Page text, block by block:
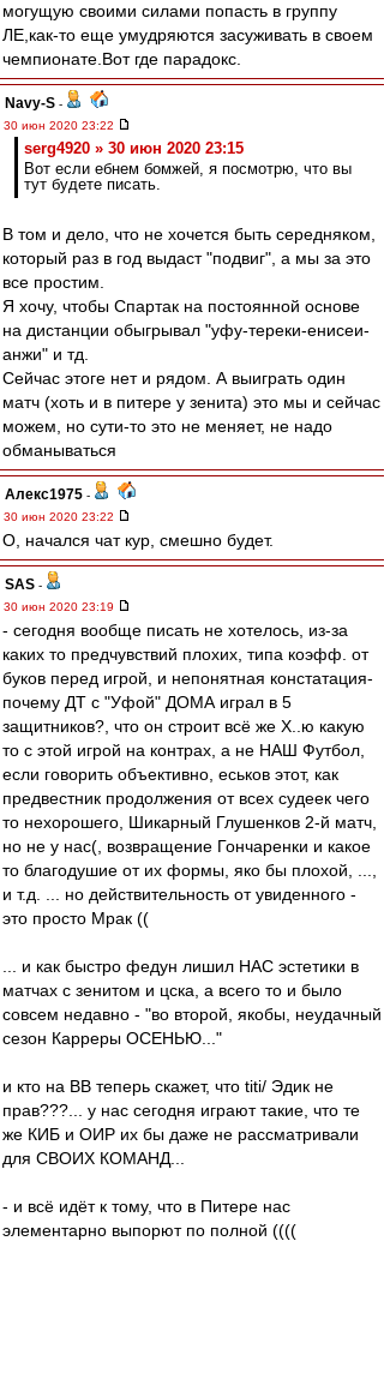
могущую своими силами попасть в группу
ЛЕ,как-то еще умудряются засуживать в своем
чемпионате.Вот где парадокс.
Navy-S -
30 июн 2020 23:22
serg4920 » 30 июн 2020 23:15
Вот если ебнем бомжей, я посмотрю, что вы
тут будете писать.
В том и дело, что не хочется быть середняком,
который раз в год выдаст "подвиг", а мы за это
все простим.
Я хочу, чтобы Спартак на постоянной основе
на дистанции обыгрывал "уфу-тереки-енисеи-
анжи" и тд.
Сейчас этоге нет и рядом. А выиграть один
матч (хоть и в питере у зенита) это мы и сейчас
можем, но сути-то это не меняет, не надо
обманываться
Алекс1975 -
30 июн 2020 23:22
О, начался чат кур, смешно будет.
SAS -
30 июн 2020 23:19
- сегодня вообще писать не хотелось, из-за
каких то предчувствий плохих, типа коэфф. от
буков перед игрой, и непонятная констатация-
почему ДТ с "Уфой" ДОМА играл в 5
защитников?, что он строит всё же Х..ю какую
то с этой игрой на контрах, а не НАШ Футбол,
если говорить объективно, еськов этот, как
предвестник продолжения от всех судеек чего
то нехорошего, Шикарный Глушенков 2-й матч,
но не у нас(, возвращение Гончаренки и какое
то благодушие от их формы, яко бы плохой, ...,
и т.д. ... но действительность от увиденного -
это просто Мрак ((
... и как быстро федун лишил НАС эстетики в
матчах с зенитом и цска, а всего то и было
совсем недавно - "во второй, якобы, неудачный
сезон Карреры ОСЕНЬЮ..."
и кто на ВВ теперь скажет, что titi/ Эдик не
прав???... у нас сегодня играют такие, что те
же КИБ и ОИР их бы даже не рассматривали
для СВОИХ КОМАНД...
- и всё идёт к тому, что в Питере нас
элементарно выпорют по полной ((((